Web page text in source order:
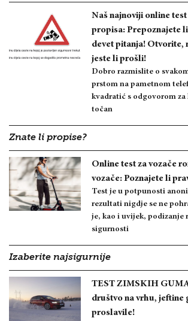
Naš najnoviji online
propisa: Prepoznajete
devet pitanja! Otvorite,
jeste li prošli!
Dobro razmislite o
prstom na pametnom
kvadratić s odgovorom
točan
Znate li propise?
Online test za vozače
vozače: Poznajete li
Test je u potpunosti
rezultati nigdje se ne
je, kao i uvijek, podizanje
sigurnosti
Izaberite najsigurnije
TEST ZIMSKIH
društvo na vrhu, jeftine
proslavile!